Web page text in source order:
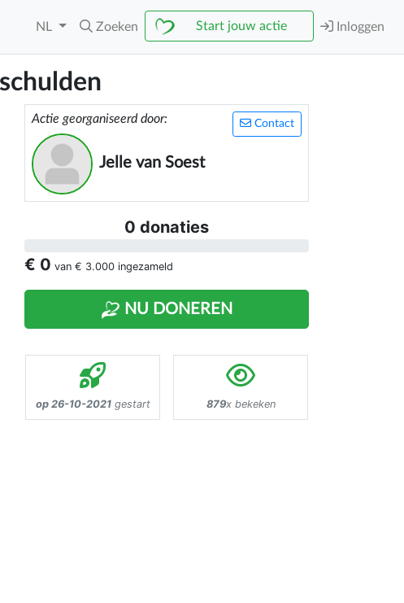
NL Zoeken Start jouw actie Inloggen
Contact
Actie georganiseerd door:
Jelle van Soest
0 donaties
€ 0 van € 3.000 ingezameld
NU DONEREN
op 26-10-2021gestart 879x bekeken